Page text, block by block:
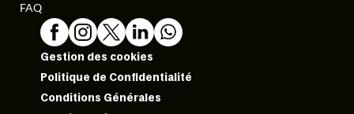
FAQ
Gestion des cookies
Politique de Confidentialité
Conditions Générales